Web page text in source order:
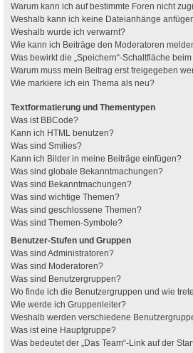
Warum kann ich auf bestimmte Foren nicht
Weshalb kann ich keine Dateianhänge
Weshalb wurde ich verwarnt?
Wie kann ich Beiträge den Moderatoren
Was bewirkt die „Speichern“-Schaltfläche
Warum muss mein Beitrag erst freigegeben
Wie markiere ich ein Thema als neu?
Textformatierung und Thementypen
Was ist BBCode?
Kann ich HTML benutzen?
Was sind Smilies?
Kann ich Bilder in meine Beiträge einfügen?
Was sind globale Bekanntmachungen?
Was sind Bekanntmachungen?
Was sind wichtige Themen?
Was sind geschlossene Themen?
Was sind Themen-Symbole?
Benutzer-Stufen und Gruppen
Was sind Administratoren?
Was sind Moderatoren?
Was sind Benutzergruppen?
Wo finde ich die Benutzergruppen und wie
Wie werde ich Gruppenleiter?
Weshalb werden verschiedene
Was ist eine Hauptgruppe?
Was bedeutet der „Das Team“-Link auf der